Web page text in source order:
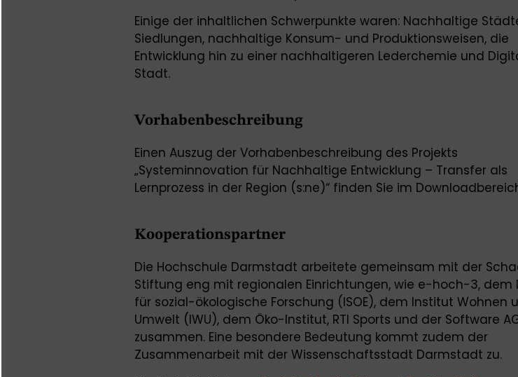
Einige der inhaltlichen Schwerpunkte waren: Nachhaltige
Siedlungen, nachhaltige Konsum- und Produktionsweisen, die
Entwicklung hin zu einer nachhaltigeren Lederchemie und
Stadt.
Vorhabenbeschreibung
Einen Auszug der Vorhabenbeschreibung des Projekts
„Systeminnovation für Nachhaltige Entwicklung – Transfer als
Lernprozess in der Region (s:ne)“ finden Sie im
Kooperationspartner
Die Hochschule Darmstadt arbeitete gemeinsam mit der
Stiftung eng mit regionalen Einrichtungen, wie e-hoch-3, dem
für sozial-ökologische Forschung (ISOE), dem Institut Wohnen
Umwelt (IWU), dem Öko-Institut, RTI Sports und der Software
zusammen. Eine besondere Bedeutung kommt zudem der
Zusammenarbeit mit der Wissenschaftsstadt Darmstadt zu.